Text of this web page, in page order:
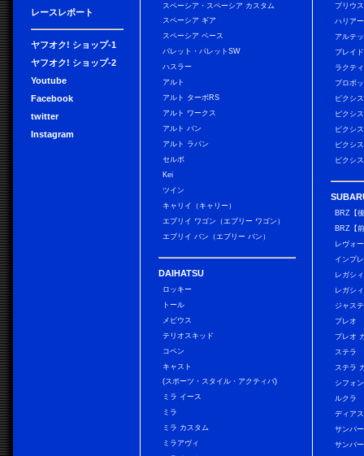
レースレポート
ヤフオク! ショップ-1
ヤフオク! ショップ-2
Youtube
Facebook
twitter
Instagram
スペーシア・スペーシア カスタム
スペーシア ギア
スペーシア ベース
パレット・パレットSW
ハスラー
アルト
アルト ターボRS
アルト ワークス
アルト バン
アルト ラパン
セルボ
Kei
ツイン
キャリイ（キャリー）
エブリイ ワゴン（エブリー ワゴン）
エブリイ バン（エブリー バン）
DAIHATSU
ロッキー
トール
メビウス
テリオスキッド
コペン
キャスト
(スポーツ・スタイル・アクティバ)
ミラ イース
ミラ
ミラ カスタム
ミラアヴィ
プリウ
ハリアー
アルテ
ブレイド
ラクテ
プロボ
ピクシ
ピクシ
ピクシ
ピクシ
ピクシ
BRZ【
BRZ【
レヴォ
インプ
レガシ
レガシ
ジャス
プレオ
プレオ
ステラ
ステラ
シフォ
ルクラ
ディア
サンバ
サンバ